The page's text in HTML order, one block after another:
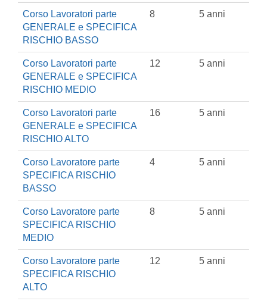
Corso Lavoratori parte
GENERALE e SPECIFICA
RISCHIO BASSO
8 5 anni
Corso Lavoratori parte
GENERALE e SPECIFICA
RISCHIO MEDIO
12 5 anni
Corso Lavoratori parte
GENERALE e SPECIFICA
RISCHIO ALTO
16 5 anni
Corso Lavoratore parte
SPECIFICA RISCHIO
BASSO
4 5 anni
Corso Lavoratore parte
SPECIFICA RISCHIO
MEDIO
8 5 anni
Corso Lavoratore parte
SPECIFICA RISCHIO
ALTO
12 5 anni